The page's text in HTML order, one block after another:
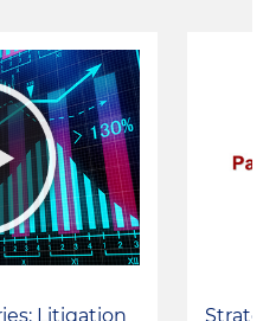
Litigation